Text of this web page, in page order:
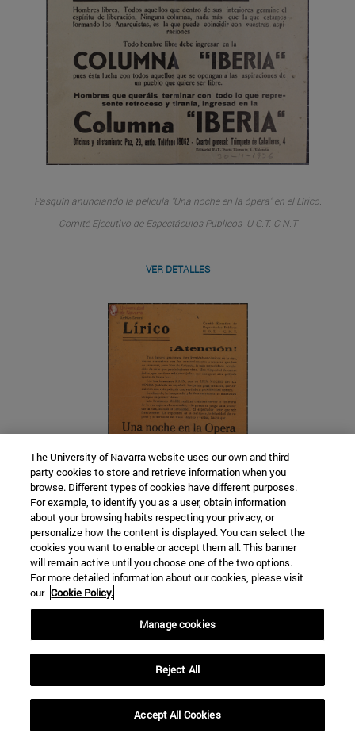
Pasquín anunciando la película "Una noche en la ópera" en el Lírico.
Comité Ejecutivo de Espectáculos Públicos- U.G.T.-C-N.T
VER DETALLES
Pasquín titulado: Todo hombre libre debe ingresar en la Columna
"Iberia", de la Federación Anarquista Ibérica
The University of Navarra website uses our own and third-
party cookies to store and retrieve information when you
browse. Different types of cookies have different purposes.
For example, to identify you as a user, obtain information
about your browsing habits respecting your privacy, or
personalize how the content is displayed. You can select the
cookies you want to enable or accept them all. This banner
will remain active until you choose one of the two options.
For more detailed information about our cookies, please visit
our Cookie Policy.
Manage cookies
Reject All
Accept All Cookies